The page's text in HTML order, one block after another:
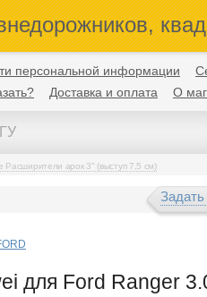
персональной информации
Доставка и оплата О
Расширители арок 3" (выступ 7,5 см)
Задать
для Ford Ranger